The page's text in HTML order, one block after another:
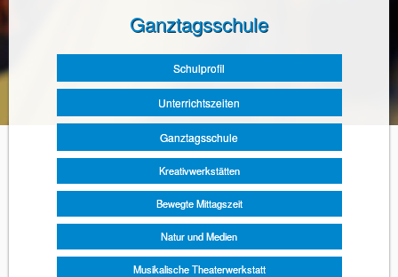
Ganztagsschule
überspringen
Schulprofil
Unterrichtszeiten
Ganztagsschule
Kreativwerkstätten
Bewegte Mittagszeit
Natur und Medien
Musikalische Theaterwerkstatt